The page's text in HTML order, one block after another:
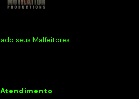
seus Malfeitores
Atendimento